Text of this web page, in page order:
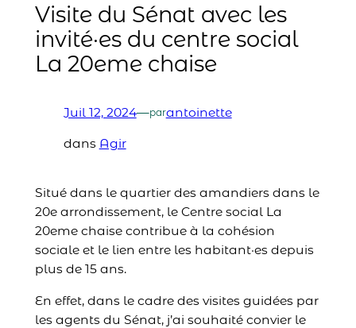
Visite du Sénat avec les
invité·es du centre social
La 20eme chaise
Juil 12, 2024—parantoinette
dans Agir
Situé dans le quartier des amandiers dans le
20e arrondissement, le Centre social La
20eme chaise contribue à la cohésion
sociale et le lien entre les habitant·es depuis
plus de 15 ans.
En effet, dans le cadre des visites guidées par
les agents du Sénat, j’ai souhaité convier le